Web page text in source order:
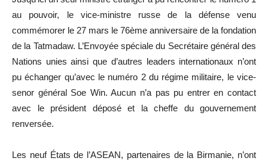
au pouvoir, le vice-ministre russe de la défense venu
commémorer le 27 mars le 76ème anniversaire de la fondation
de la Tatmadaw. L’Envoyée spéciale du Secrétaire général des
Nations unies ainsi que d’autres leaders internationaux n’ont
pu échanger qu’avec le numéro 2 du régime militaire, le vice-
senor général Soe Win. Aucun n’a pas pu entrer en contact
avec le président déposé et la cheffe du gouvernement
renversée.
Les neuf États de l’ASEAN, partenaires de la Birmanie, n’ont